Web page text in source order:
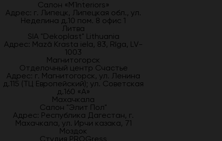
Салон «M`Interiors»
Адрес: г. Липецк, Липецкая обл., ул.
Неделина д.10 пом. 8 офис 1
Литва
SIA "Dekoplast" Lithuania
Адрес: Mazā Krasta iela, 83, Rīga, LV-
1003
Магнитогорск
Отделочный центр Счастье
Адрес: г. Магнитогорск, ул. Ленина
д.115 (ТЦ Европейский); ул. Советская
д.160 «А»
Махачкала
Салон "Элит Пол"
Адрес: Республика Дагестан, г.
Махачкала, ул. Ирчи казака, 71
Моздок
Студия PROGress